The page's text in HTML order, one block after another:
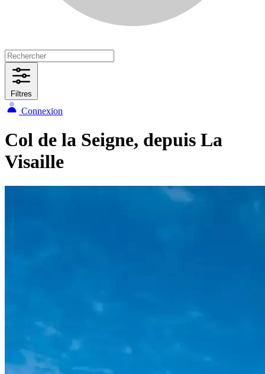
Filtres
Connexion
Col de la Seigne, depuis La
Visaille